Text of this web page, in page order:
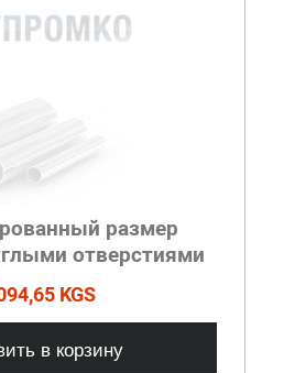
размер
отверстиями
KGS
в корзину